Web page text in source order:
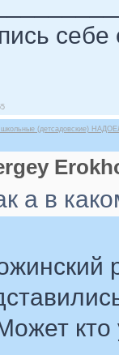
(детсадовские)
а в
кто